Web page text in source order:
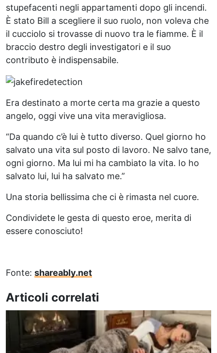
stupefacenti negli appartamenti dopo gli incendi.
È stato Bill a scegliere il suo ruolo, non voleva che
il cucciolo si trovasse di nuovo tra le fiamme. È il
braccio destro degli investigatori e il suo
contributo è indispensabile.
Era destinato a morte certa ma grazie a questo
angelo, oggi vive una vita meravigliosa.
“Da quando c’è lui è tutto diverso. Quel giorno ho
salvato una vita sul posto di lavoro. Ne salvo tane,
ogni giorno. Ma lui mi ha cambiato la vita. Io ho
salvato lui, lui ha salvato me.”
Una storia bellissima che ci è rimasta nel cuore.
Condividete le gesta di questo eroe, merita di
essere conosciuto!
Fonte: shareably.net
Articoli correlati